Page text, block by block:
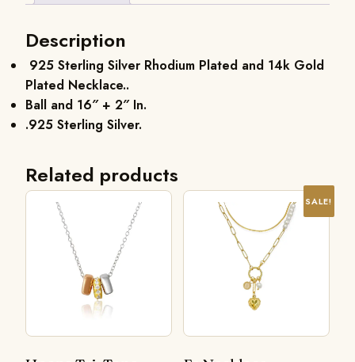
Description
925 Sterling Silver Rhodium Plated and 14k Gold
Plated Necklace..
Ball and 16″ + 2″ In.
.925 Sterling Silver.
Related products
SALE!